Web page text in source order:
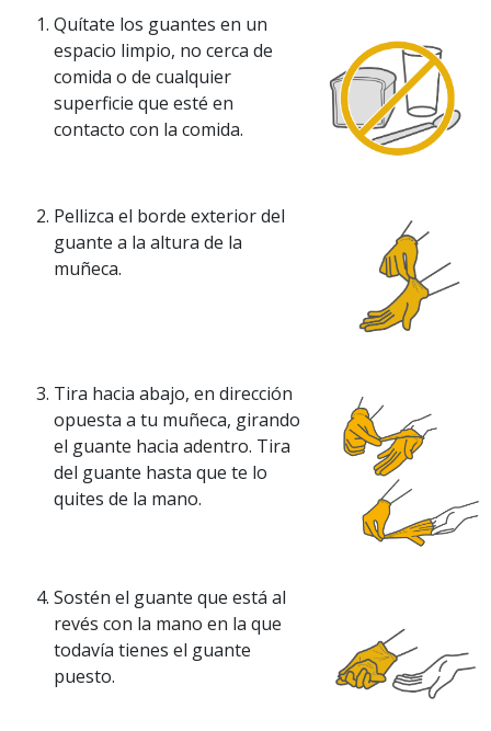
Quítate los guantes en un
espacio limpio, no cerca de
comida o de cualquier
superficie que esté en
contacto con la comida.
Pellizca el borde exterior del
guante a la altura de la
muñeca.
Tira hacia abajo, en dirección
opuesta a tu muñeca, girando
el guante hacia adentro. Tira
del guante hasta que te lo
quites de la mano.
Sostén el guante que está al
revés con la mano en la que
todavía tienes el guante
puesto.